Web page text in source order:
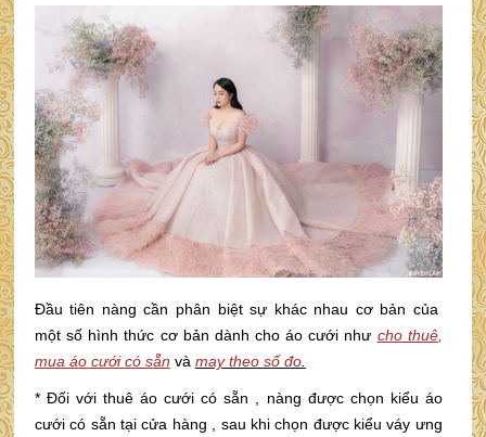
Đầu tiên nàng cần phân biệt sự khác nhau cơ bản của
một số hình thức cơ bản dành cho áo cưới như cho thuê,
mua áo cưới có sẵn và may theo số đo.
* Đối với thuê áo cưới có sẵn , nàng được chọn kiểu áo
cưới có sẵn tại cửa hàng , sau khi chọn được kiểu váy ưng